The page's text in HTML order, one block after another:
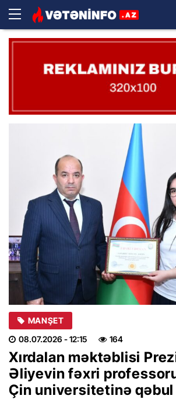
MANŞET
08.07.2026 - 12:15 164
Xırdalan məktəblisi
Əliyevin fəxri
Çin universitetinə